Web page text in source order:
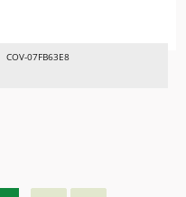
COV-07FB63E8